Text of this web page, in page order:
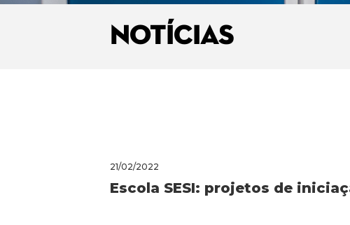
NOTÍCIAS
21/02/2022
Escola SESI: projetos de